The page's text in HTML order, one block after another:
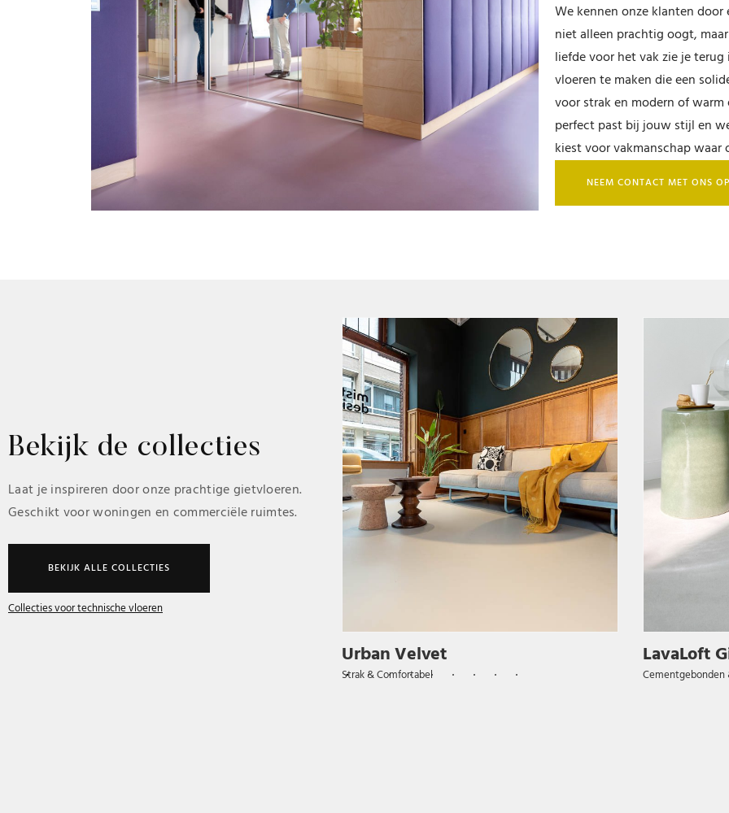
We kennen onze klanten
niet alleen prachtig oogt,
liefde voor het vak zie je
vloeren te maken die een
voor strak en modern of
perfect past bij jouw stijl en
kiest voor vakmanschap
NEEM CONTACT MET ONS
Bekijk de collecties
Laat je inspireren door onze prachtige gietvloeren.
Geschikt voor woningen en commerciële ruimtes.
BEKIJK ALLE COLLECTIES
Collecties voor technische vloeren
Urban Velvet
Strak & Comfortabel
LavaLoft
Cementgebonden